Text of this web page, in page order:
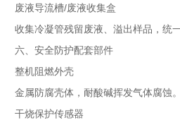
废液导流槽/废液收集盒
收集冷凝管残留废液、溢出样品，统一
六、安全防护配套部件
整机阻燃外壳
金属防腐壳体，耐酸碱挥发气体腐蚀。
干烧保护传感器